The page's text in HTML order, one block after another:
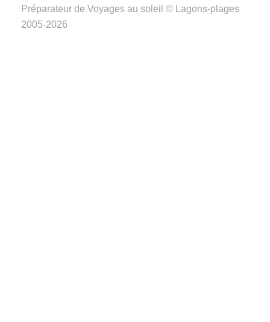
Préparateur de Voyages au soleil © Lagons-plages
2005-2026